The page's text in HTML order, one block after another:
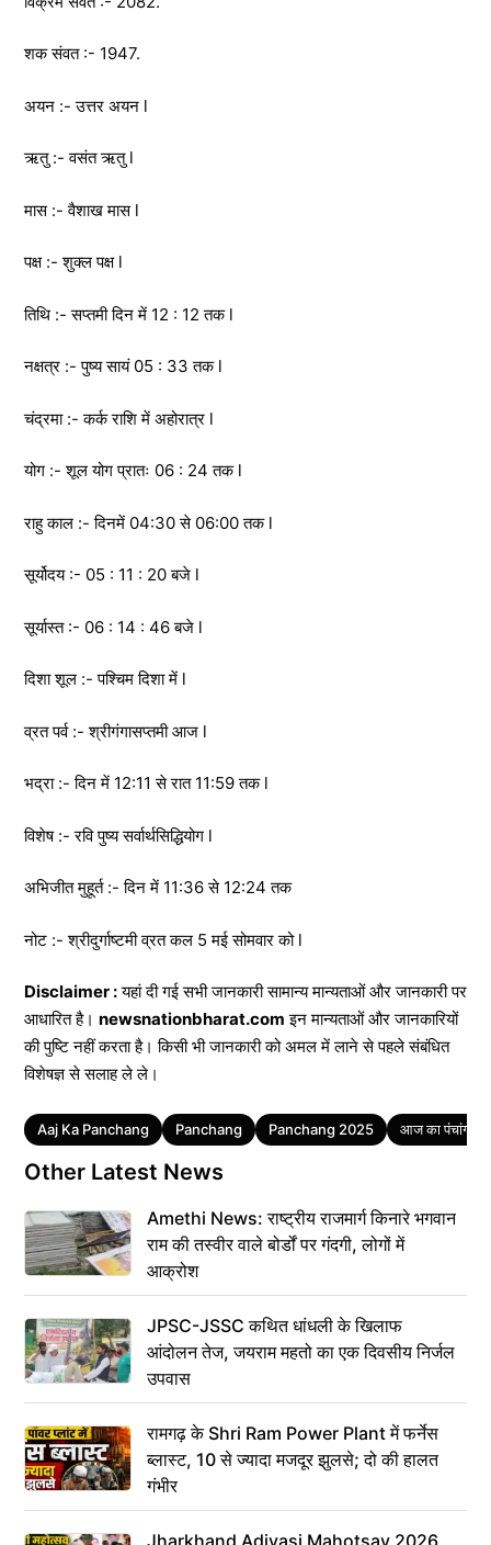
शक संवत :- 1947.
अयन :- उत्तर अयन l
ऋतु :- वसंत ऋतु l
मास :- वैशाख मास l
पक्ष :- शुक्ल पक्ष l
तिथि :- सप्तमी दिन में 12 : 12 तक l
नक्षत्र :- पुष्य सायं 05 : 33 तक l
चंद्रमा :- कर्क राशि में अहोरात्र l
योग :- शूल योग प्रातः 06 : 24 तक l
राहु काल :- दिनमें 04:30 से 06:00 तक l
सूर्योदय :- 05 : 11 : 20 बजे l
सूर्यास्त :- 06 : 14 : 46 बजे l
दिशा शूल :- पश्चिम दिशा में l
व्रत पर्व :- श्रीगंगासप्तमी आज l
भद्रा :- दिन में 12:11 से रात 11:59 तक l
विशेष :- रवि पुष्य सर्वार्थसिद्धियोग l
अभिजीत मुहूर्त :- दिन में 11:36 से 12:24 तक
नोट :- श्रीदुर्गाष्टमी व्रत कल 5 मई सोमवार को l
Disclaimer :यहां दी गई सभी जानकारी सामान्य मान्यताओं और जानकारी पर
आधारित है। newsnationbharat.com इन मान्यताओं और जानकारियों
की पुष्टि नहीं करता है। किसी भी जानकारी को अमल में लाने से पहले संबंधित
विशेषज्ञ से सलाह ले ले।
Tags
Aaj Ka Panchang Panchang Panchang 2025 आज का पंचांग
Other Latest News
Amethi News: राष्ट्रीय राजमार्ग किनारे भगवान
राम की तस्वीर वाले बोर्डों पर गंदगी, लोगों में
आक्रोश
JPSC-JSSC कथित धांधली के खिलाफ
आंदोलन तेज, जयराम महतो का एक दिवसीय निर्जल
उपवास
रामगढ़ के Shri Ram Power Plant में फर्नेस
ब्लास्ट, 10 से ज्यादा मजदूर झुलसे; दो की हालत
गंभीर